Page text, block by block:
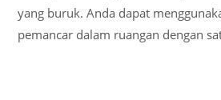
yang buruk. Anda dapat
pemancar dalam ruangan dengan